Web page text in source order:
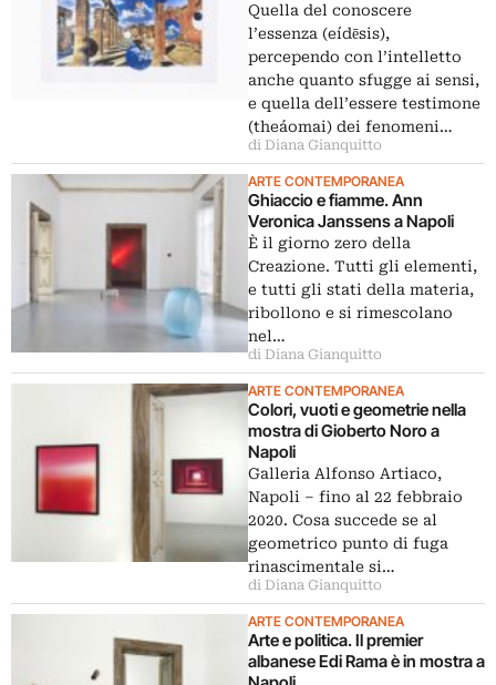
Quella del conoscere
l’essenza (eídēsis),
percependo con l’intelletto
anche quanto sfugge ai sensi,
e quella dell’essere testimone
(theáomai) dei fenomeni…
di Diana Gianquitto
ARTE CONTEMPORANEA
Ghiaccio e fiamme. Ann
Veronica Janssens a Napoli
È il giorno zero della
Creazione. Tutti gli elementi,
e tutti gli stati della materia,
ribollono e si rimescolano
nel…
di Diana Gianquitto
ARTE CONTEMPORANEA
Colori, vuoti e geometrie nella
mostra di Gioberto Noro a
Napoli
Galleria Alfonso Artiaco,
Napoli – fino al 22 febbraio
2020. Cosa succede se al
geometrico punto di fuga
rinascimentale si…
di Diana Gianquitto
ARTE CONTEMPORANEA
Arte e politica. Il premier
albanese Edi Rama è in mostra a